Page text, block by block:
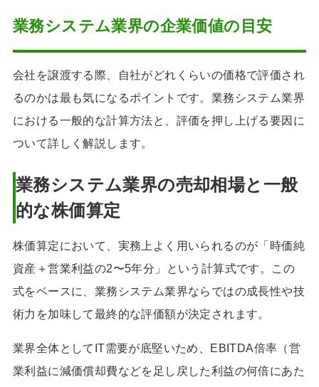
業務システム業界の企業価値の目安
会社を譲渡する際、自社がどれくらいの価格で評価され
るのかは最も気になるポイントです。業務システム業界
における一般的な計算方法と、評価を押し上げる要因に
ついて詳しく解説します。
業務システム業界の売却相場と一般
的な株価算定
株価算定において、実務上よく用いられるのが「時価純
資産＋営業利益の2〜5年分」という計算式です。この
式をベースに、業務システム業界ならではの成長性や技
術力を加味して最終的な評価額が決定されます。
業界全体としてIT需要が底堅いため、EBITDA倍率（営
業利益に減価償却費などを足し戻した利益の何倍にあた